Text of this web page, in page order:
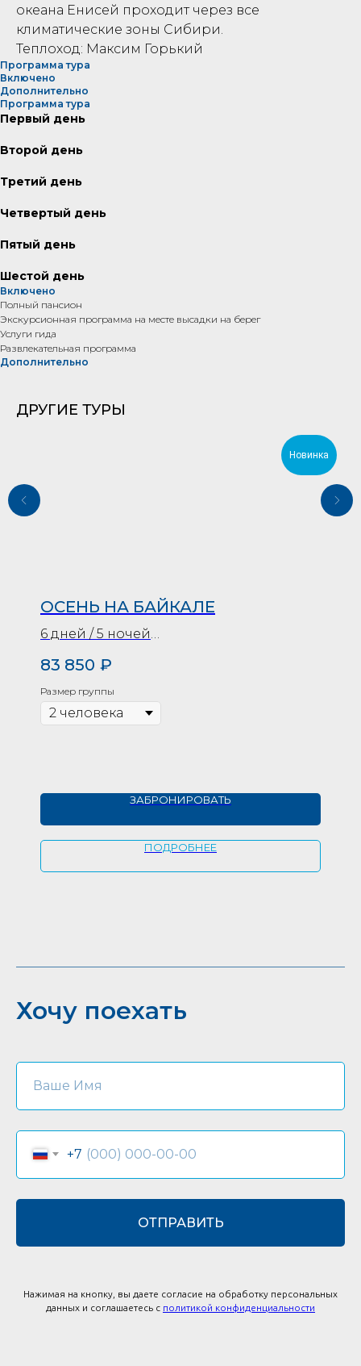
океана Енисей проходит через все
климатические зоны Сибири.
Теплоход: Максим Горький
Программа тура
Включено
Дополнительно
Программа тура
Первый день
Второй день
Третий день
Четвертый день
Пятый день
Шестой день
Включено
Полный пансион
Экскурсионная программа на месте высадки на берег
Услуги гида
Развлекательная программа
Дополнительно
ДРУГИЕ ТУРЫ
Новинка
ОСЕНЬ НА БАЙКАЛЕ
6 дней / 5 ночей
Вы посетите:
Ольхон, Хобой, Усть-Ордынский,
"Тальцы"
83 850 ₽
Размер группы
ЗАБРОНИРОВАТЬ
ПОДРОБНЕЕ
Хочу поехать
+7
ОТПРАВИТЬ
Нажимая на кнопку, вы даете согласие на обработку персональных
данных и соглашаетесь c политикой конфиденциальности